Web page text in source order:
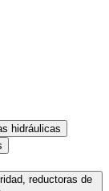
hidráulicas
reductoras de